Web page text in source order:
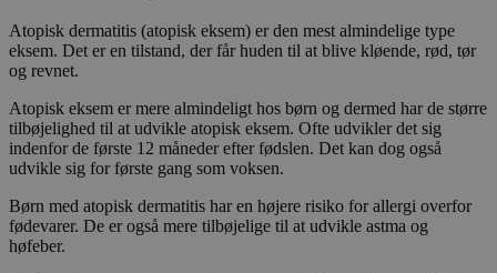
Atopisk dermatitis (atopisk eksem) er den mest almindelige type
eksem. Det er en tilstand, der får huden til at blive kløende, rød, tør
og revnet.
Atopisk eksem er mere almindeligt hos børn og dermed har de større
tilbøjelighed til at udvikle atopisk eksem. Ofte udvikler det sig
indenfor de første 12 måneder efter fødslen. Det kan dog også
udvikle sig for første gang som voksen.
Børn med atopisk dermatitis har en højere risiko for allergi overfor
fødevarer. De er også mere tilbøjelige til at udvikle astma og
høfeber.